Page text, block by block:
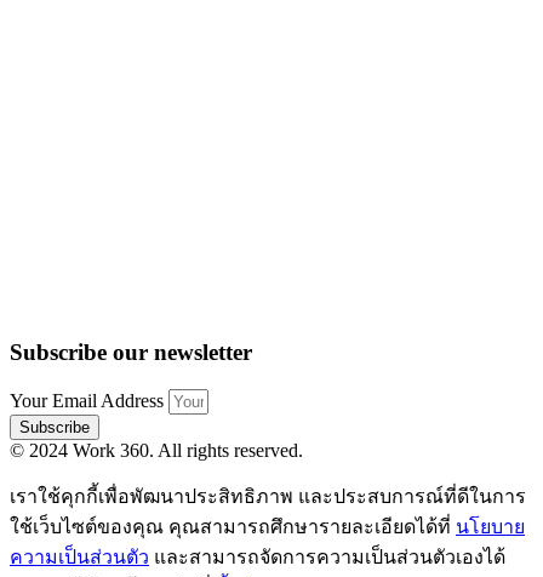
Subscribe our newsletter
Your Email Address
Subscribe
© 2024 Work 360. All rights reserved.
เราใช้คุกกี้เพื่อพัฒนาประสิทธิภาพ และประสบการณ์ที่ดีในการ
ใช้เว็บไซต์ของคุณ คุณสามารถศึกษารายละเอียดได้ที่ นโยบาย
ความเป็นส่วนตัว และสามารถจัดการความเป็นส่วนตัวเองได้